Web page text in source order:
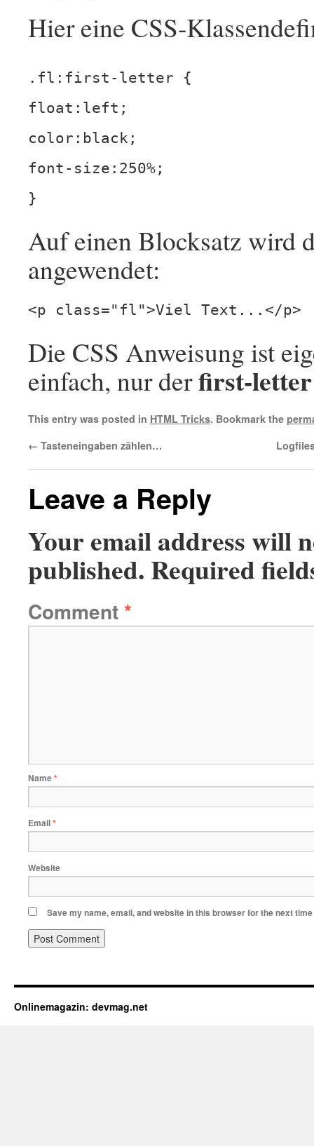
Hier eine CSS-
.fl:first-letter {
float:left;
color:black;
font-size:250%;
}
Auf einen Blocksatz wird
angewendet:
<p class="fl">Viel Text...</p>
Die CSS Anweisung ist
einfach, nur derfirst-letter
This entry was posted in HTML Tricks. Bookmark the
← Tasteneingaben zählen…
Leave a Reply
Your email address will
published. Required
Comment*
Name*
Email*
Website
Save my name, email, and website in this browser for the next
Onlinemagazin: devmag.net